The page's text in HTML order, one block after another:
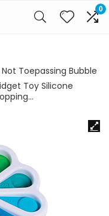
0
Not Toepassing Bubble
Toy Silicone